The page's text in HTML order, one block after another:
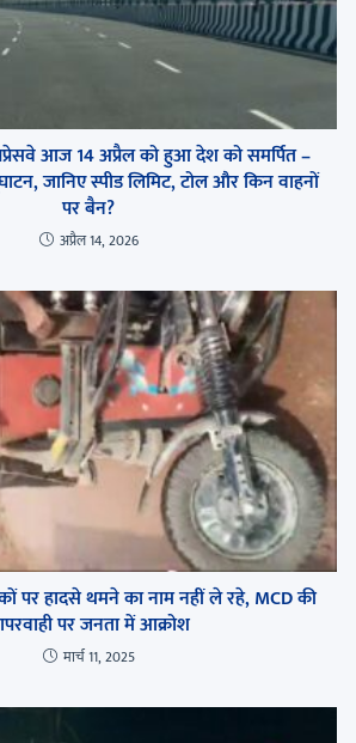
आज 14 अप्रैल को हुआ देश को समर्पित –
जानिए स्पीड लिमिट, टोल और किन वाहनों
पर बैन?
अप्रैल 14, 2026
पर हादसे थमने का नाम नहीं ले रहे, MCD की
पर जनता में आक्रोश
मार्च 11, 2025